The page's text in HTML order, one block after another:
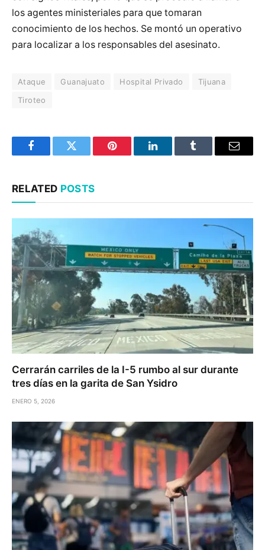
los agentes ministeriales para que tomaran
conocimiento de los hechos. Se montó un operativo
para localizar a los responsables del asesinato.
Ataque Guanajuato Hospital Privado
Tijuana
Tiroteo
FacebookTwitter Pinterest LinkedInTumblr Email
RELATED POSTS
Cerrarán carriles de la I-5 rumbo al sur durante
tres días en la garita de San Ysidro
ENERO 5, 2026